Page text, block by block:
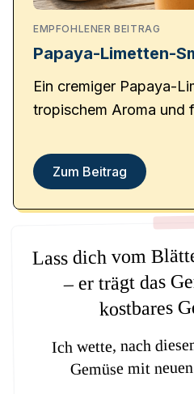
EMPFOHLENER BEITRAG
Papaya-Limetten-
Ein cremiger Papaya-
tropischem Aroma und
Zum Beitrag
Lass dich vom
– er trägt das
kostbares
Ich wette, nach
Gemüse mit